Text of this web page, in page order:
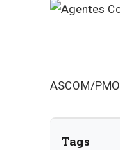
ASCOM/PMO
Tags